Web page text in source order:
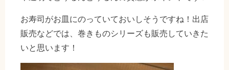
お寿司がお皿にのっていておいしそうですね！出店
販売などでは、巻きものシリーズも販売していきた
いと思います！